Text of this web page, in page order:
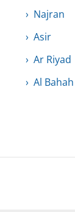
Najran
Asir
Ar Riyad
Al Bahah